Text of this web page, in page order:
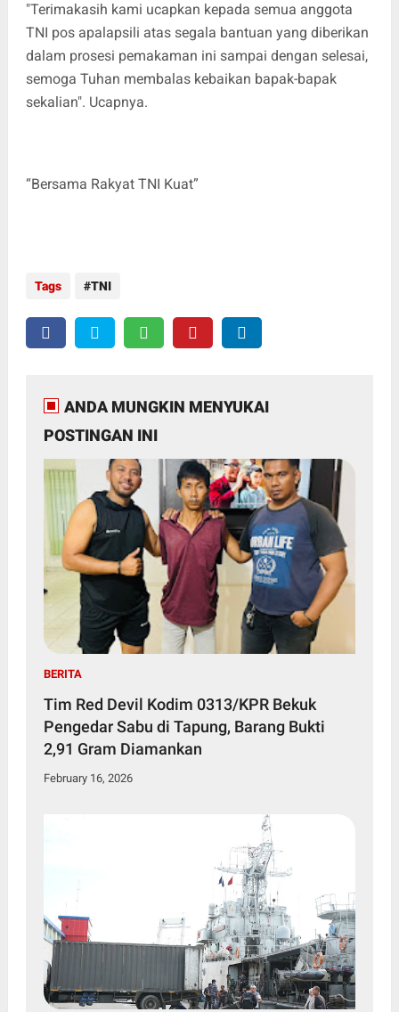
"Terimakasih kami ucapkan kepada semua anggota
TNI pos apalapsili atas segala bantuan yang diberikan
dalam prosesi pemakaman ini sampai dengan selesai,
semoga Tuhan membalas kebaikan bapak-bapak
sekalian". Ucapnya.
“Bersama Rakyat TNI Kuat”
Tags TNI
ANDA MUNGKIN MENYUKAI
POSTINGAN INI
BERITA
Tim Red Devil Kodim 0313/KPR Bekuk
Pengedar Sabu di Tapung, Barang Bukti
2,91 Gram Diamankan
February 16, 2026